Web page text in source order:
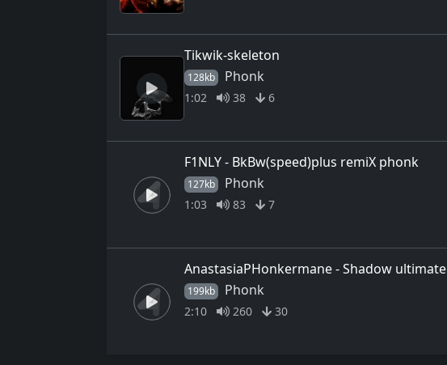
Tikwik-skeleton
128kb Phonk
1:02 38 6
F1NLY - BkBw(speed)plus remiX phonk
127kb Phonk
1:03 83 7
AnastasiaPHonkermane - Shadow ultimate
199kb Phonk
2:10 260 30